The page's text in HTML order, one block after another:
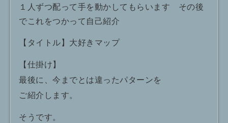
１人ずつ配って手を動かしてもらいます その後
でこれをつかって自己紹介
【タイトル】大好きマップ
【仕掛け】
最後に、今までとは違ったパターンを
ご紹介します。
そうです。